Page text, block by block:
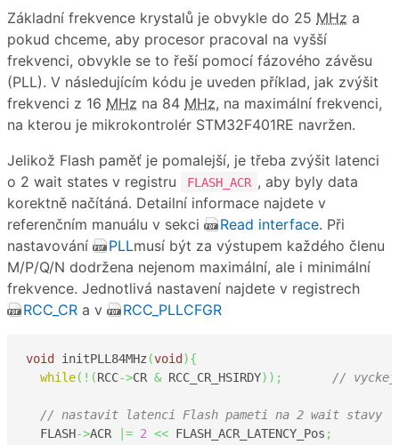
Základní frekvence krystalů je obvykle do 25 MHz a
pokud chceme, aby procesor pracoval na vyšší
frekvenci, obvykle se to řeší pomocí fázového závěsu
(PLL). V následujícím kódu je uveden příklad, jak zvýšit
frekvenci z 16 MHz na 84 MHz, na maximální frekvenci,
na kterou je mikrokontrolér STM32F401RE navržen.
Jelikož Flash paměť je pomalejší, je třeba zvýšit latenci
o 2 wait states v registru
FLASH_ACR , aby byly data
korektně načítáná. Detailní informace najdete v
referenčním manuálu v sekci
Read interface. Při
nastavování
PLLmusí být za výstupem každého členu
M/P/Q/N dodržena nejenom maximální, ale i minimální
frekvence. Jednotlivá nastavení najdete v registrech
RCC_CR a v RCC_PLLCFGR
void initPLL84MHz (void ){
while( ! (RCC->CR & RCC_CR_HSIRDY) ) ; // vyckej
// nastavit latenci Flash pameti na 2 wait stavy
  FLASH
->ACR |= 2 << FLASH_ACR_LATENCY_Pos ;